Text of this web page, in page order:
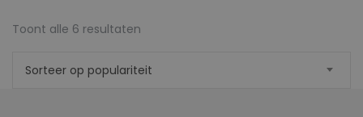
Toont alle 6 resultaten
populariteit
Sorteer op populariteit